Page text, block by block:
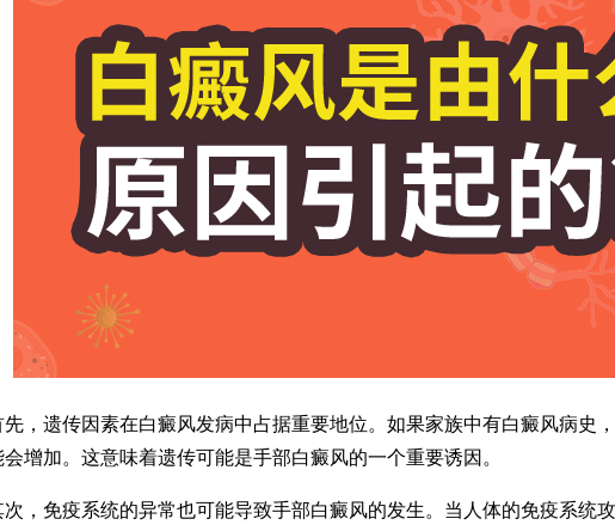
遗传因素在白癜风发病中占据重要地位。如果家族中有白癜风病史
会增加。这意味着遗传可能是手部白癜风的一个重要诱因。
免疫系统的异常也可能导致手部白癜风的发生。当人体的免疫系统